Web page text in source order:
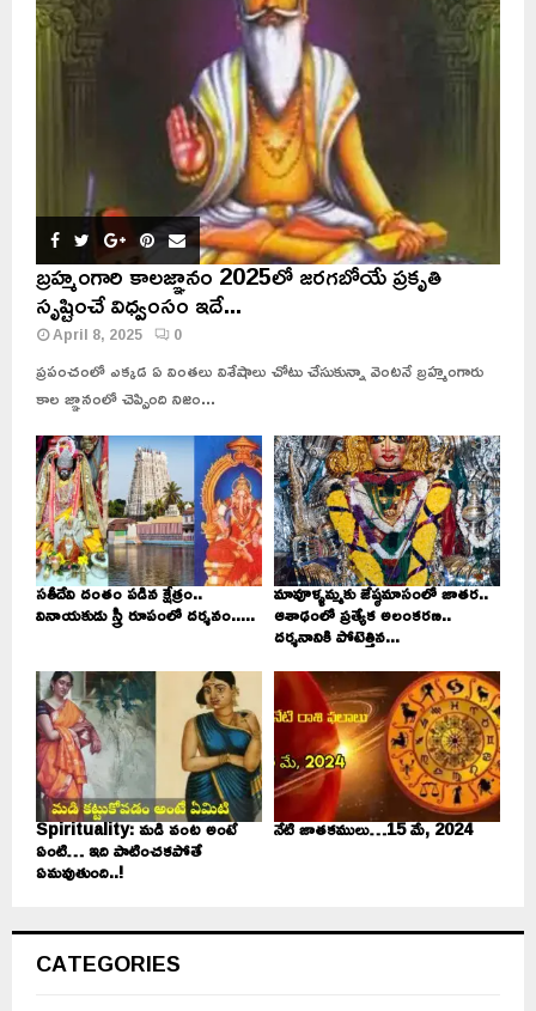
బ్రహ్మంగారి కాలజ్ఞానం 2025లో జరగబోయే ప్రకృతి
సృష్టించే విధ్వంసం ఇదే...
April 8, 2025 0
ప్రపంచంలో ఎక్కడ ఏ వింతలు విశేషాలు చోటు చేసుకున్నా వెంటనే బ్రహ్మంగారు
కాల జ్ఞానంలో చెప్పింది నిజం...
సతీదేవి దంతం పడిన క్షేత్రం..
వినాయకుడు స్త్రీ రూపంలో దర్శనం.....
మావూళ్ళమ్మకు జేష్ఠమాసంలో జాతర..
ఆశాఢంలో ప్రత్యేక అలంకరణ..
దర్శనానికి పోటెత్తిన...
Spirituality: మడి వంట అంటే
ఏంటి… ఇది పాటించకపోతే
ఏమవుతుంది..!
నేటి జాతకములు…15 మే, 2024
CATEGORIES